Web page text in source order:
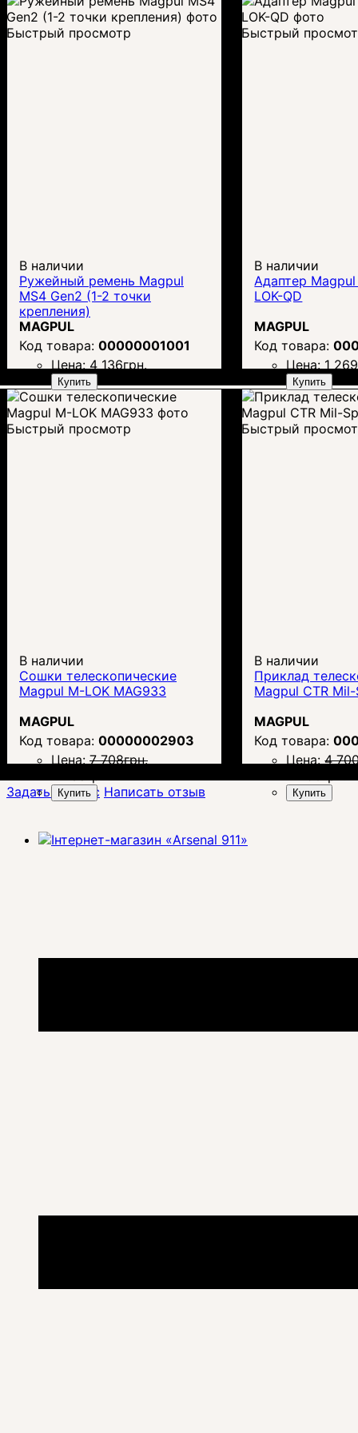
Быстрый просмотр
В наличии
Ружейный ремень Magpul
MS4 Gen2 (1-2 точки
крепления)
MAGPUL
00000001001
Цена: 4 136грн.
Купить
Быстрый
В наличии
Адаптер
LOK-QD
MAGPUL
Цена: 1 269
Купить
Быстрый просмотр
В наличии
Сошки телескопические
Magpul M-LOK MAG933
MAGPUL
00000002903
Цена:7 708грн.
Купить
Быстрый
В наличии
Приклад
Magpul CTR
MAGPUL
Цена:4
Купить
Задать вопрос Написать отзыв